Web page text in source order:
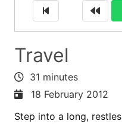
Travel
31 minutes
18 February 2012
Step into a long,